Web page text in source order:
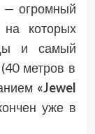
— огромный
которых
и самый
метров в
«Jewel
уже в